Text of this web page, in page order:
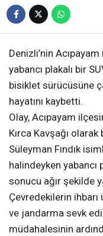
Denizli’nin
yabancı plakalı bir
bisiklet sürücüsüne
hayatını kaybetti.
Olay, Acıpayam
Kırca Kavşağı
Süleyman Fındık
halindeyken yabancı
sonucu ağır şekilde
Çevredekilerin
ve jandarma sevk
müdahalesinin